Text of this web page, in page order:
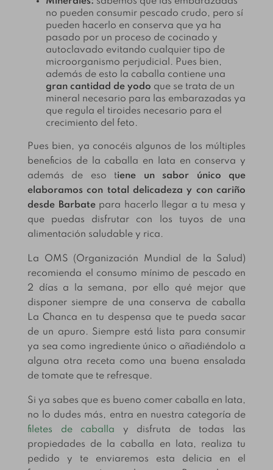
no pueden consumir pescado crudo, pero sí
pueden hacerlo en conserva que ya ha
pasado por un proceso de cocinado y
autoclavado evitando cualquier tipo de
microorganismo perjudicial. Pues bien,
además de esto la caballa contiene una
gran cantidad de yodo que se trata de un
mineral necesario para las embarazadas ya
que regula el tiroides necesario para el
crecimiento del feto.
Pues bien, ya conocéis algunos de los múltiples
beneficios de la caballa en lata en conserva y
además de eso tiene un sabor único que
elaboramos con total delicadeza y con cariño
desde Barbatepara hacerlo llegar a tu mesa y
que puedas disfrutar con los tuyos de una
alimentación saludable y rica.
La OMS (Organización Mundial de la Salud)
recomienda el consumo mínimo de pescado en
2 días a la semana, por ello qué mejor que
disponer siempre de una conserva de caballa
La Chanca en tu despensa que te pueda sacar
de un apuro. Siempre está lista para consumir
ya sea como ingrediente único o añadiéndolo a
alguna otra receta como una buena ensalada
de tomate que te refresque.
Si ya sabes que es bueno comer caballa en lata,
no lo dudes más, entra en nuestra categoría de
filetes de caballa y disfruta de todas las
propiedades de la caballa en lata, realiza tu
pedido y te enviaremos esta delicia en el